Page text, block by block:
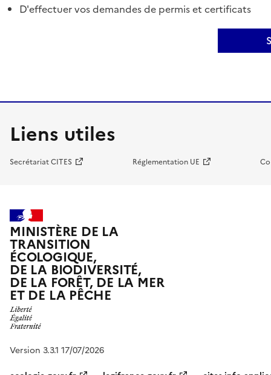
D'effectuer vos demandes de permis et certificats
Liens utiles
Secrétariat CITES Réglementation UE
MINISTÈRE DE LA
TRANSITION
ÉCOLOGIQUE,
DE LA BIODIVERSITÉ,
DE LA FORÊT, DE LA MER
ET DE LA PÊCHE
Version 3.3.1 17/07/2026